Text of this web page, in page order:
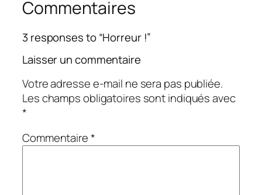
Commentaires
3 responses to “Horreur !”
Laisser un commentaire
Votre adresse e-mail ne sera pas publiée.
Les champs obligatoires sont indiqués avec
*
Commentaire*